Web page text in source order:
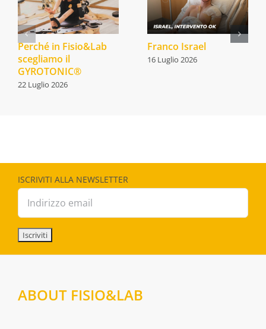
Perché in Fisio&Lab
scegliamo il
GYROTONIC®
22 Luglio 2026
Franco Israel
16 Luglio 2026
ISCRIVITI ALLA NEWSLETTER
ABOUT FISIO&LAB